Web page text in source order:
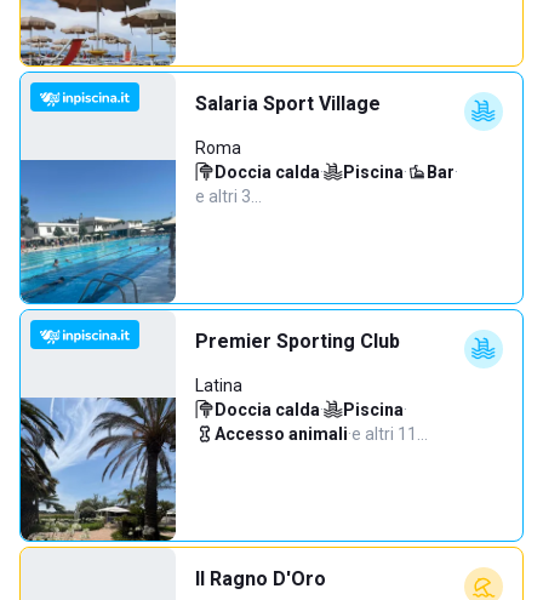
Salaria Sport Village
Roma
Doccia calda· Piscina· Bar·
e altri 3…
Premier Sporting Club
Latina
Doccia calda· Piscina·
Accesso animali·e altri 11…
Il Ragno D'Oro